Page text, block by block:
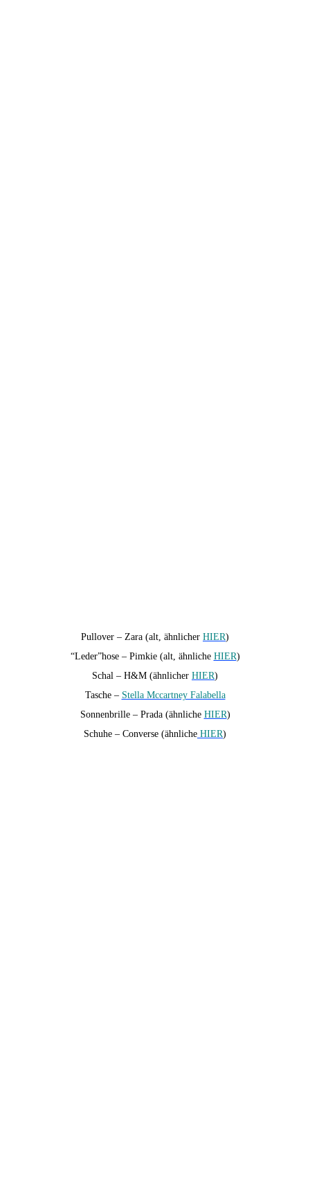
Pullover – Zara (alt, ähnlicher HIER)
“Leder”hose – Pimkie (alt, ähnliche HIER)
Schal – H&M (ähnlicher HIER)
Tasche – Stella Mccartney Falabella
Sonnenbrille – Prada (ähnliche HIER)
Schuhe – Converse (ähnliche HIER)